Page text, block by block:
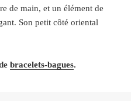
de main, et un élément de
Son petit côté oriental
bracelets-bagues.